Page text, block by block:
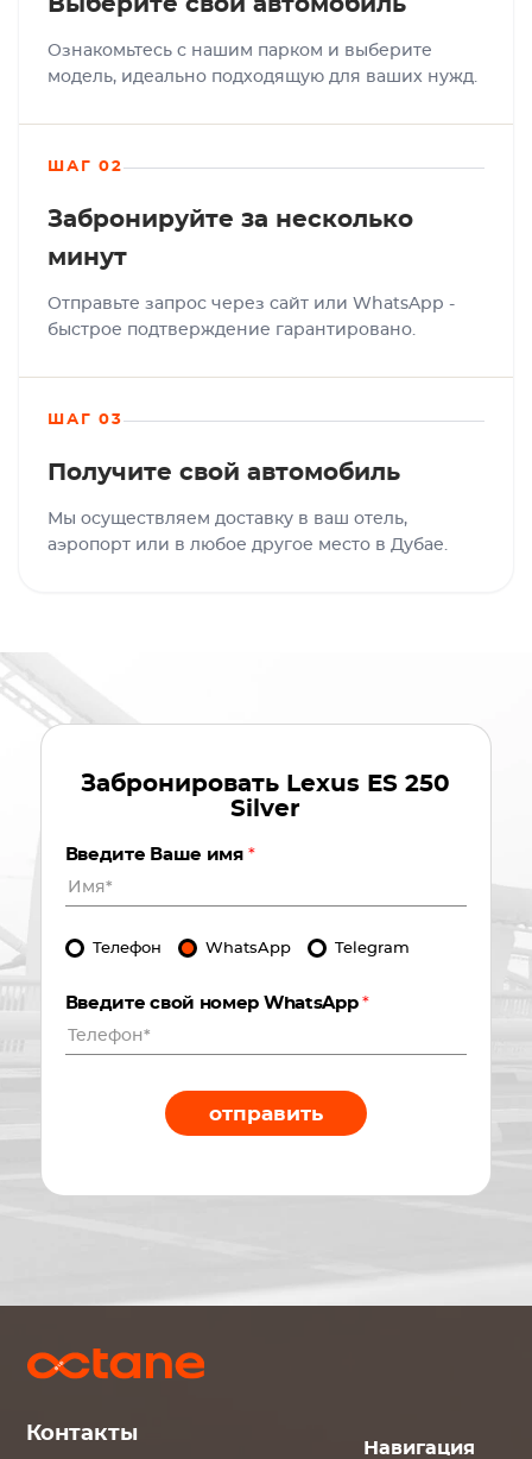
Выберите свой автомобиль
Ознакомьтесь с нашим парком и выберите
модель, идеально подходящую для ваших нужд.
ШАГ 02
Забронируйте за несколько
минут
Отправьте запрос через сайт или WhatsApp -
быстрое подтверждение гарантировано.
ШАГ 03
Получите свой автомобиль
Мы осуществляем доставку в ваш отель,
аэропорт или в любое другое место в Дубае.
Забронировать Lexus ES 250
Silver
Введите Ваше имя *
Телефон WhatsApp Telegram
Введите свой номер WhatsApp*
отправить
Контакты
Навигация